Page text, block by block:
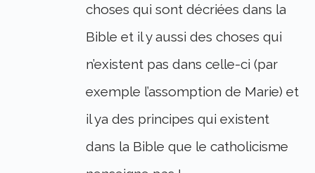
choses qui sont décriées dans la
Bible et il y aussi des choses qui
n’existent pas dans celle-ci (par
exemple l’assomption de Marie) et
il ya des principes qui existent
dans la Bible que le catholicisme